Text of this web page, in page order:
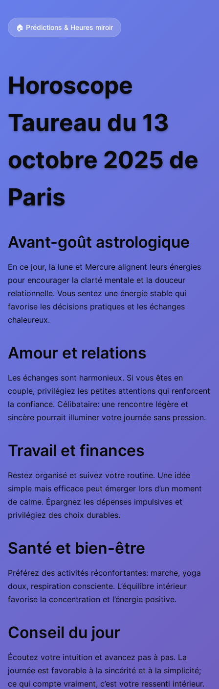
🏠 Prédictions & Heures miroir
Horoscope
Taureau du 13
octobre 2025 de
Paris
Avant-goût astrologique
En ce jour, la lune et Mercure alignent leurs énergies
pour encourager la clarté mentale et la douceur
relationnelle. Vous sentez une énergie stable qui
favorise les décisions pratiques et les échanges
chaleureux.
Amour et relations
Les échanges sont harmonieux. Si vous êtes en
couple, privilégiez les petites attentions qui renforcent
la confiance. Célibataire: une rencontre légère et
sincère pourrait illuminer votre journée sans pression.
Travail et finances
Restez organisé et suivez votre routine. Une idée
simple mais efficace peut émerger lors d’un moment
de calme. Épargnez les dépenses impulsives et
privilégiez des choix durables.
Santé et bien-être
Préférez des activités réconfortantes: marche, yoga
doux, respiration consciente. L’équilibre intérieur
favorise la concentration et l’énergie positive.
Conseil du jour
Écoutez votre intuition et avancez pas à pas. La
journée est favorable à la sincérité et à la simplicité;
ce qui compte vraiment, c’est votre ressenti intérieur.